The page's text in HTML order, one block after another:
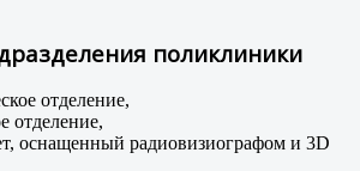
поликлиники
отделение,
отделение,
оснащенный радиовизиографом и 3D